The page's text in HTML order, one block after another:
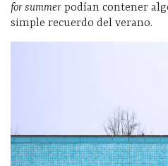
for summer podían contener
simple recuerdo del verano.